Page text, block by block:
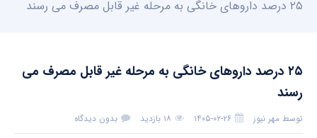
۲۵ درصد داروهای خانگی به مرحله غیر قابل مصرف می رسند
۲۵ درصد داروهای خانگی به مرحله غیر قابل مصرف می
رسند
توسط مهر نیوز ۱۴۰۵-۰۲-۲۶ ۱۸ بازدید بدون دیدگاه